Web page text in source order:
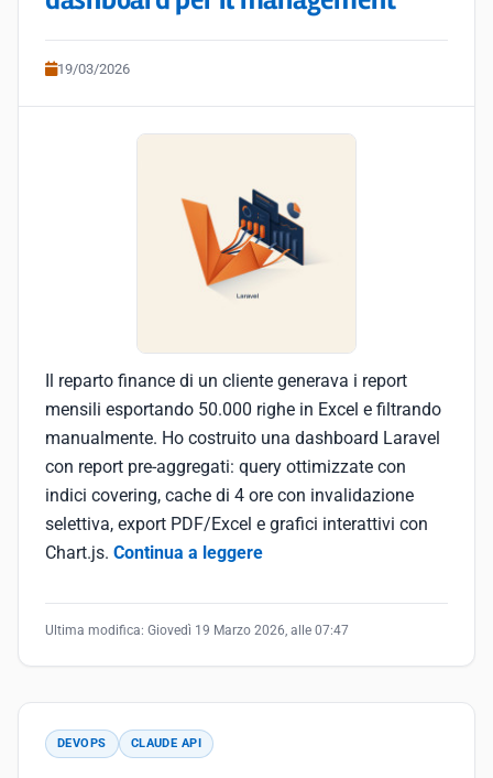
19/03/2026
Il reparto finance di un cliente generava i report
mensili esportando 50.000 righe in Excel e filtrando
manualmente. Ho costruito una dashboard Laravel
con report pre-aggregati: query ottimizzate con
indici covering, cache di 4 ore con invalidazione
selettiva, export PDF/Excel e grafici interattivi con
Chart.js. Continua a leggere
Ultima modifica: Giovedì 19 Marzo 2026, alle 07:47
DEVOPS CLAUDE API